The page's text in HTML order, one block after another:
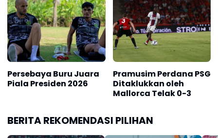
Persebaya Buru Juara
Piala Presiden 2026
Pramusim Perdana PSG
Ditaklukkan oleh
Mallorca Telak 0-3
BERITA REKOMENDASI PILIHAN